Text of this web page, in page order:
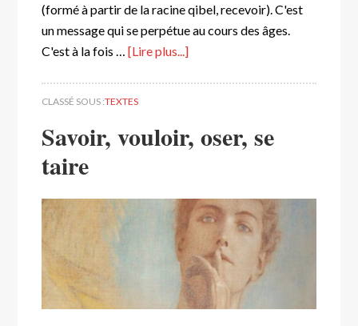
(formé à partir de la racine qibel, recevoir). C'est
un message qui se perpétue au cours des âges.
C'est à la fois …[Lire plus...]
CLASSÉ SOUS :TEXTES
Savoir, vouloir, oser, se
taire